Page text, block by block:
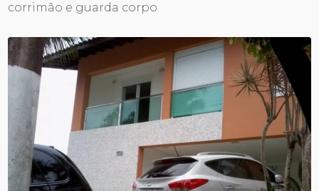
corrimão e guarda corpo